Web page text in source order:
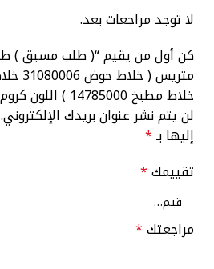
لا توجد مراجعات بعد.
خلاط مطبخ 14785000 ) اللون كروم من هانز جروهى”
لن يتم نشر عنوان بريدك الإلكتروني.
إليها بـ*
تقييمك*
مراجعتك*